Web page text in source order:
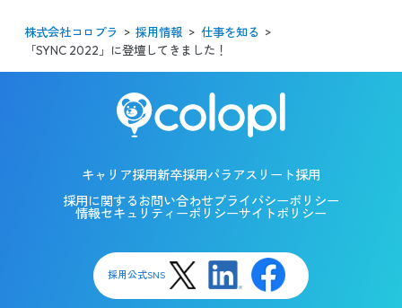
株式会社コロプラ 採用情報
仕事を知る
「SYNC 2022」に登壇してきました！
キャリア採用新卒採用パラアスリート採用
採用に関するお問い合わせプライバシーポリシー
情報セキュリティーポリシーサイトポリシー
採用公式SNS